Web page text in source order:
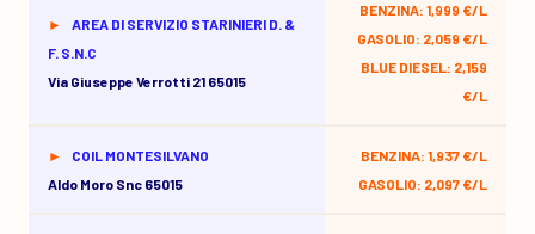
AREA DI SERVIZIO STARINIERI D. &
F. S.N.C
Via Giuseppe Verrotti 21 65015
BENZINA: 1,999 €/L
GASOLIO: 2,059 €/L
BLUE DIESEL: 2,159
€/L
COIL MONTESILVANO
Aldo Moro Snc 65015
BENZINA: 1,937 €/L
GASOLIO: 2,097 €/L